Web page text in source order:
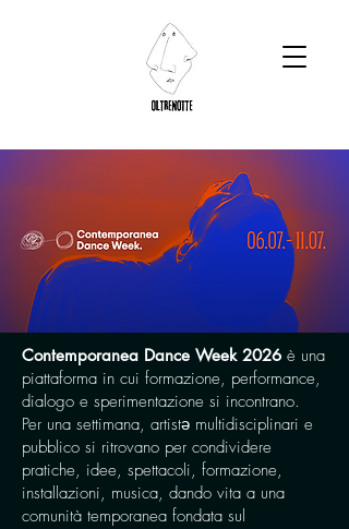
​Contemporanea Dance Week 2026 è una
piattaforma in cui formazione, performance,
dialogo e sperimentazione si incontrano.
Per una settimana, artistə multidisciplinari e
pubblico si ritrovano per condividere
pratiche, idee, spettacoli, formazione,
installazioni, musica, dando vita a una
comunità temporanea fondata sul